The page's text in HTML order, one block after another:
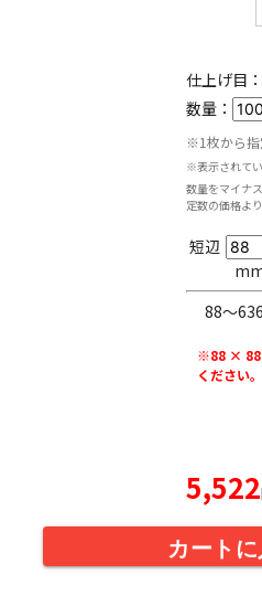
仕上げ目：
数量：
※1枚から指
※表示されて
数量をマイナ
定数の価格よ
短辺
88〜
※88 ×
ください。
5,522
カート